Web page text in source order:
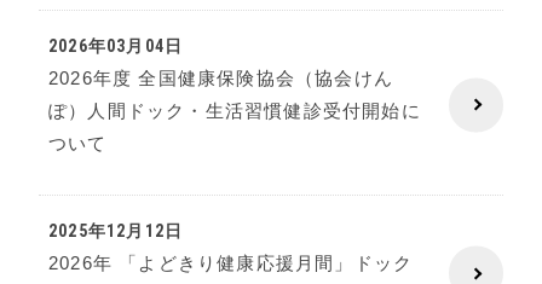
2026年03月04日
2026年度 全国健康保険協会（協会けん
ぽ）人間ドック・生活習慣健診受付開始に
ついて
2025年12月12日
2026年 「よどきり健康応援月間」ドック